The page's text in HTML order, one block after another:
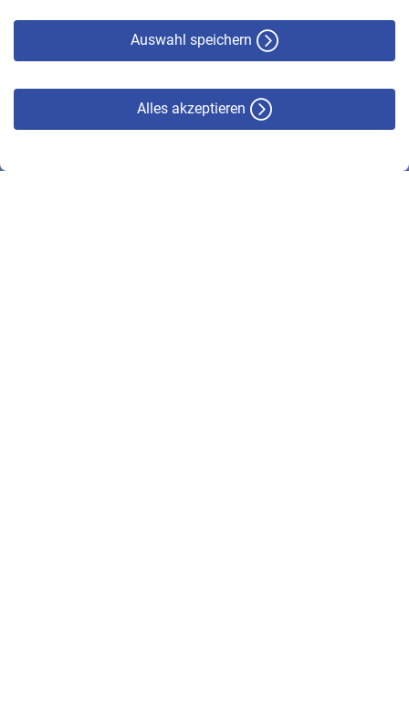
Auswahl speichern
Alles akzeptieren
© VBL 2026